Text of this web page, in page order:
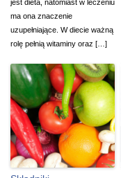
jest dieta, natomiast w leczeniu
ma ona znaczenie
uzupełniające. W diecie ważną
rolę pełnią witaminy oraz […]